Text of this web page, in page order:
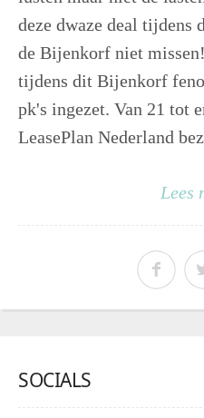
deze dwaze deal tijdens
de Bijenkorf niet
tijdens dit Bijenkorf
pk's ingezet. Van 21 tot
LeasePlan Nederland
Lees
SOCIALS